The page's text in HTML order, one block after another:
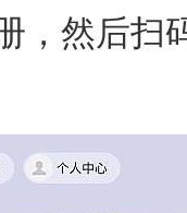
，然后扫